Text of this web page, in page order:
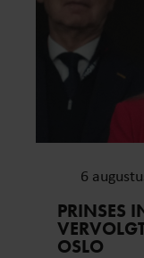
6
PRINSES
OSLO